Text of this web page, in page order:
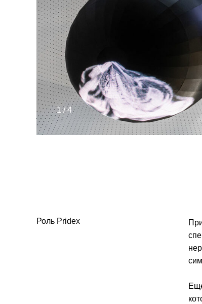
1 / 4
Роль Pridex